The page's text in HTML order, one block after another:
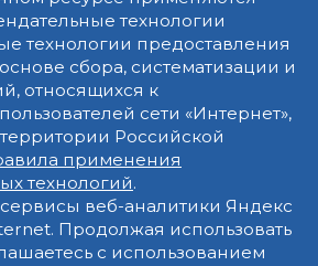
технологии
технологии предоставления
сбора, систематизации и
относящихся к
сети «Интернет»,
Российской
применения
технологий.
сервисы веб-аналитики Яндекс
Продолжая использовать
с использованием